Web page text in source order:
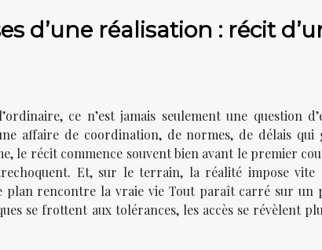
d’une réalisation : récit
ce n’est jamais seulement une question
affaire de coordination, de normes, de délais qui
le récit commence souvent bien avant le premier
Et, sur le terrain, la réalité impose vite
plan rencontre la vraie vie Tout paraît carré sur un
se frottent aux tolérances, les accès se révèlent